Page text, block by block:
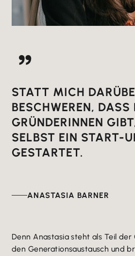
STATT MICH
BESCHWEREN,
GRÜNDERINNEN
SELBST EIN START-
GESTARTET.
ANASTASIA BARNER
Denn Anastasia steht als Teil der
den Generationsaustausch und